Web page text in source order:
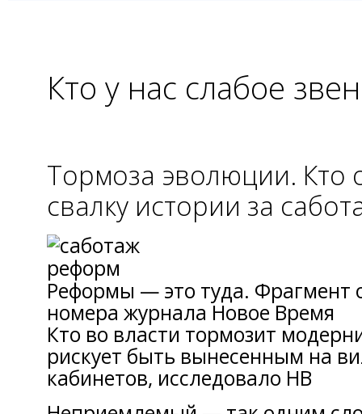
Кто у нас слабое
Тормоза эволюции. Кто
свалку истории за
Реформы — это туда. Фрагмент
номера журнала Новое Время
Кто во власти тормозит
рискует быть вынесенным на
кабинетов, исследовало НВ